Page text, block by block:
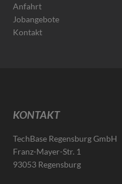
Anfahrt
Jobangebote
Kontakt
KONTAKT
TechBase Regensburg GmbH
Franz-Mayer-Str. 1
93053 Regensburg